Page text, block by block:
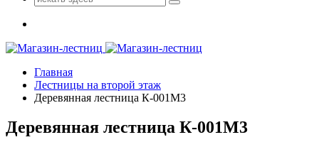
для:
Главная
Лестницы на второй этаж
Деревянная лестница К-001М3
Деревянная лестница К-001М3